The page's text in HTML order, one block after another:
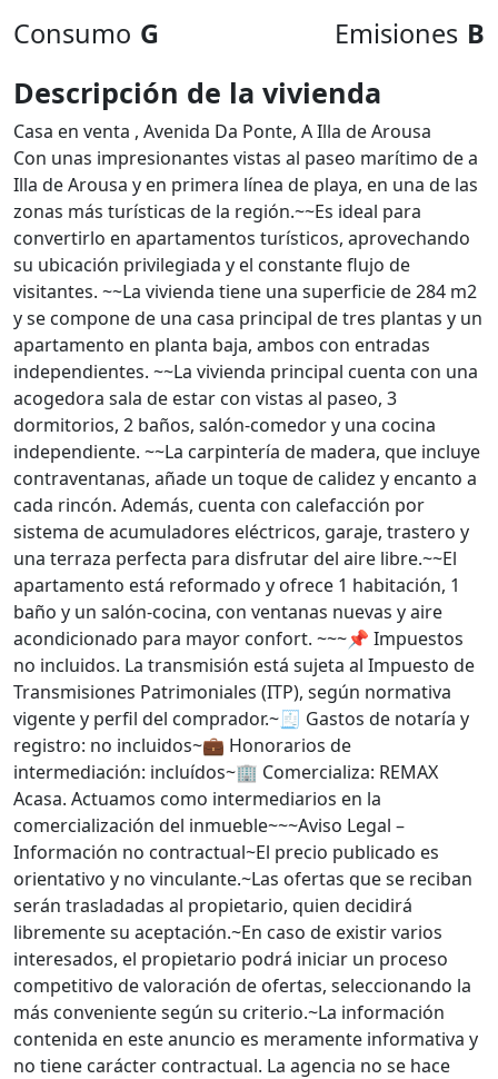
Consumo G Emisiones B
Descripción de la vivienda
Casa en venta , Avenida Da Ponte, A Illa de Arousa
Con unas impresionantes vistas al paseo marítimo de a
Illa de Arousa y en primera línea de playa, en una de las
zonas más turísticas de la región.~~Es ideal para
convertirlo en apartamentos turísticos, aprovechando
su ubicación privilegiada y el constante flujo de
visitantes. ~~La vivienda tiene una superficie de 284 m2
y se compone de una casa principal de tres plantas y un
apartamento en planta baja, ambos con entradas
independientes. ~~La vivienda principal cuenta con una
acogedora sala de estar con vistas al paseo, 3
dormitorios, 2 baños, salón-comedor y una cocina
independiente. ~~La carpintería de madera, que incluye
contraventanas, añade un toque de calidez y encanto a
cada rincón. Además, cuenta con calefacción por
sistema de acumuladores eléctricos, garaje, trastero y
una terraza perfecta para disfrutar del aire libre.~~El
apartamento está reformado y ofrece 1 habitación, 1
baño y un salón-cocina, con ventanas nuevas y aire
acondicionado para mayor confort. ~~~📌 Impuestos
no incluidos. La transmisión está sujeta al Impuesto de
Transmisiones Patrimoniales (ITP), según normativa
vigente y perfil del comprador.~🧾 Gastos de notaría y
registro: no incluidos~💼 Honorarios de
intermediación: incluídos~🏢 Comercializa: REMAX
Acasa. Actuamos como intermediarios en la
comercialización del inmueble~~~Aviso Legal –
Información no contractual~El precio publicado es
orientativo y no vinculante.~Las ofertas que se reciban
serán trasladadas al propietario, quien decidirá
libremente su aceptación.~En caso de existir varios
interesados, el propietario podrá iniciar un proceso
competitivo de valoración de ofertas, seleccionando la
más conveniente según su criterio.~La información
contenida en este anuncio es meramente informativa y
no tiene carácter contractual. La agencia no se hace